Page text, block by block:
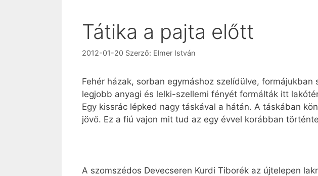
Tátika a pajta előtt
2012-01-20 Szerző: Elmer István
Fehér házak, sorban egymáshoz szelídülve,
legjobb anyagi és lelki-szellemi fényét formálták itt
Egy kissrác lépked nagy táskával a hátán. A táskában
jövő. Ez a fiú vajon mit tud az egy évvel korábban
A szomszédos Devecseren Kurdi Tiborék az újtelepen